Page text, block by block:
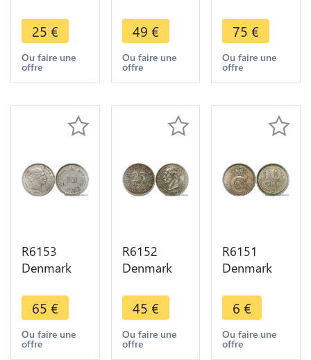
Christian IX
1899 VBP
Silver ->
Make offer
25 €
Ou faire une
offre
Frederik IX
1960 CS
Silver UNC -
> Make
49 €
Ou faire une
offre
Christian IX
1874 CS
Silver ->
Make offer
75 €
Ou faire une
offre
R6153
Denmark
Christian IX
1891 CS
Silver ->
Make offer
65 €
Ou faire une
offre
R6152
Denmark
Frederik VIII
1907 VBP
GJ Silver ->
Make offer
45 €
Ou faire une
offre
R6151
Denmark
Christian X
1919 HCN
GJ Silver ->
Make offer
6 €
Ou faire une
offre